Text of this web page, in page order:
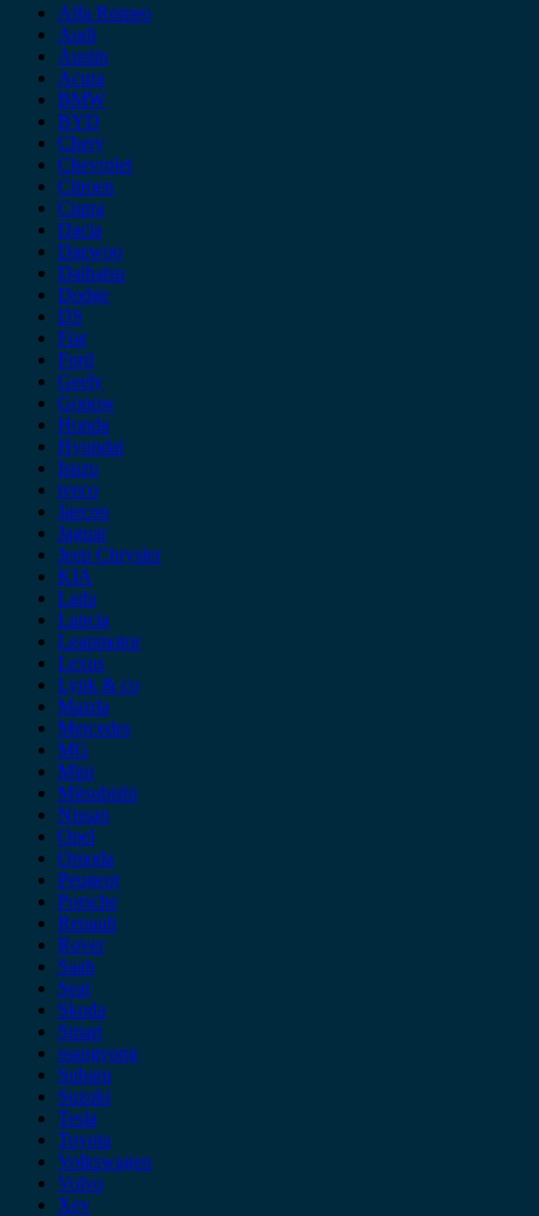
Alfa Romeo
Audi
Austin
Acura
BMW
BYD
Chery
Chevrolet
Citroen
Cupra
Dacia
Daewoo
Daihatsu
Dodge
DS
Fiat
Ford
Geely
Gonow
Honda
Hyundai
Isuzu
iveco
Jaecoo
Jaguar
Jeep Chrysler
KIA
Lada
Lancia
Leapmotor
Lexus
Lynk & co
Mazda
Mercedes
MG
Mini
Mitsubishi
Nissan
Opel
Omoda
Peugeot
Porsche
Renault
Rover
Saab
Seat
Skoda
Smart
ssangyong
Subaru
Suzuki
Tesla
Toyota
Volkswagen
Volvo
Xev